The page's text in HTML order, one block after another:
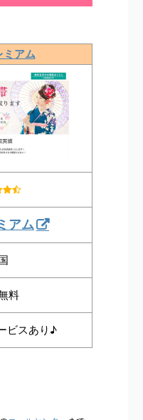
ミアム
アム
料
ビスあり♪